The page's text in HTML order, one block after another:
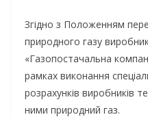
Згідно з Положенням
природного газу
«Газопостачальна
рамках виконання
розрахунків виробників
ними природний газ.